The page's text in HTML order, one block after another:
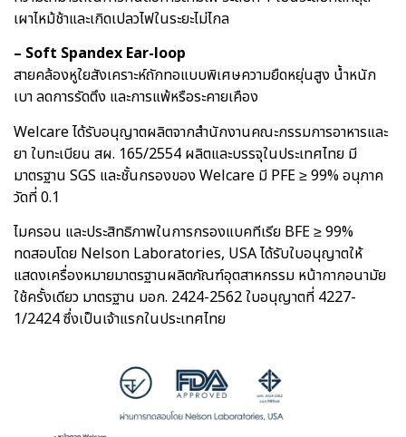
เผาไหม้ช้าและเกิดเปลวไฟในระยะไม่ไกล
– Soft Spandex Ear-loop
สายคล้องหูใยสังเคราะห์ถักทอแบบพิเศษความยืดหยุ่นสูง น้ำหนัก
เบา ลดการรัดตึง และการแพ้หรือระคายเคือง
Welcare ได้รับอนุญาตผลิตจากสำนักงานคณะกรรมการอาหารและ
ยา ใบทะเบียน สผ. 165/2554 ผลิตและบรรจุในประเทศไทย มี
มาตรฐาน SGS และชั้นกรองของ Welcare มี PFE ≥ 99% อนุภาค
วัดที่ 0.1
ไมครอน และประสิทธิภาพในการกรองแบคทีเรีย BFE ≥ 99%
ทดสอบโดย Nelson Laboratories, USA ได้รับใบอนุญาตให้
แสดงเครื่องหมายมาตรฐานผลิตภัณฑ์อุตสาหกรรม หน้ากากอนามัย
ใช้ครั้งเดียว มาตรฐาน มอก. 2424-2562 ใบอนุญาตที่ 4227-
1/2424 ซึ่งเป็นเจ้าแรกในประเทศไทย